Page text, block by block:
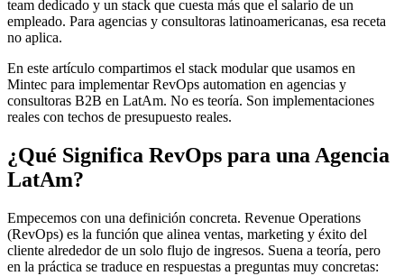
team dedicado y un stack que cuesta más que el salario de un
empleado. Para agencias y consultoras latinoamericanas, esa receta
no aplica.
En este artículo compartimos el stack modular que usamos en
Mintec para implementar RevOps automation en agencias y
consultoras B2B en LatAm. No es teoría. Son implementaciones
reales con techos de presupuesto reales.
¿Qué Significa RevOps para una Agencia
LatAm?
Empecemos con una definición concreta. Revenue Operations
(RevOps) es la función que alinea ventas, marketing y éxito del
cliente alrededor de un solo flujo de ingresos. Suena a teoría, pero
en la práctica se traduce en respuestas a preguntas muy concretas: